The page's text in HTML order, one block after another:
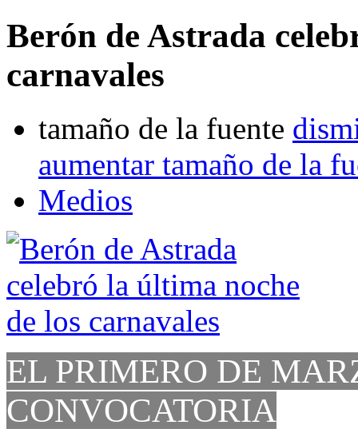
Berón de Astrada
carnavales
tamaño de la fuente
aumentar tamaño de la
Medios
EL PRIMERO DE
CONVOCATORIA